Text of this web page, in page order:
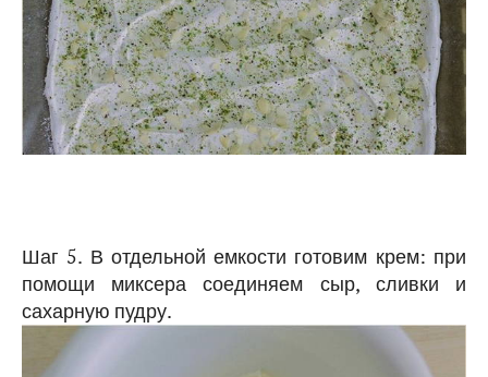
Шаг 5. В отдельной емкости готовим крем: при
помощи миксера соединяем сыр, сливки и
сахарную пудру.